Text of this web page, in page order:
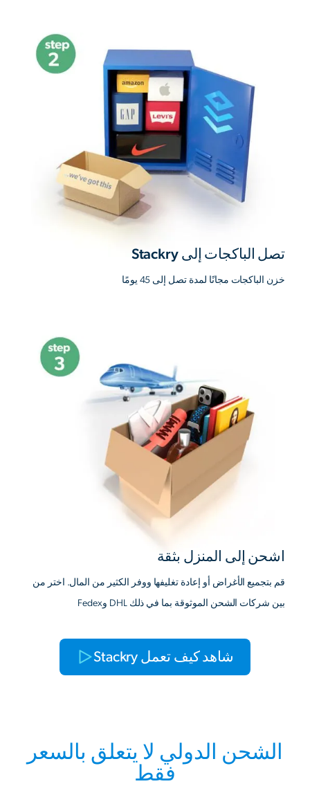
تصل الباكجات إلى Stackry
خزن الباكجات مجانًا لمدة تصل إلى 45 يومًا
اشحن إلى المنزل بثقة
قم بتجميع الأغراض أو إعادة تغليفها ووفر الكثير من المال. اختر من
بين شركات الشحن الموثوقة بما في ذلك DHL وFedex
شاهد كيف تعمل Stackry
الشحن الدولي لا يتعلق بالسعر
فقط